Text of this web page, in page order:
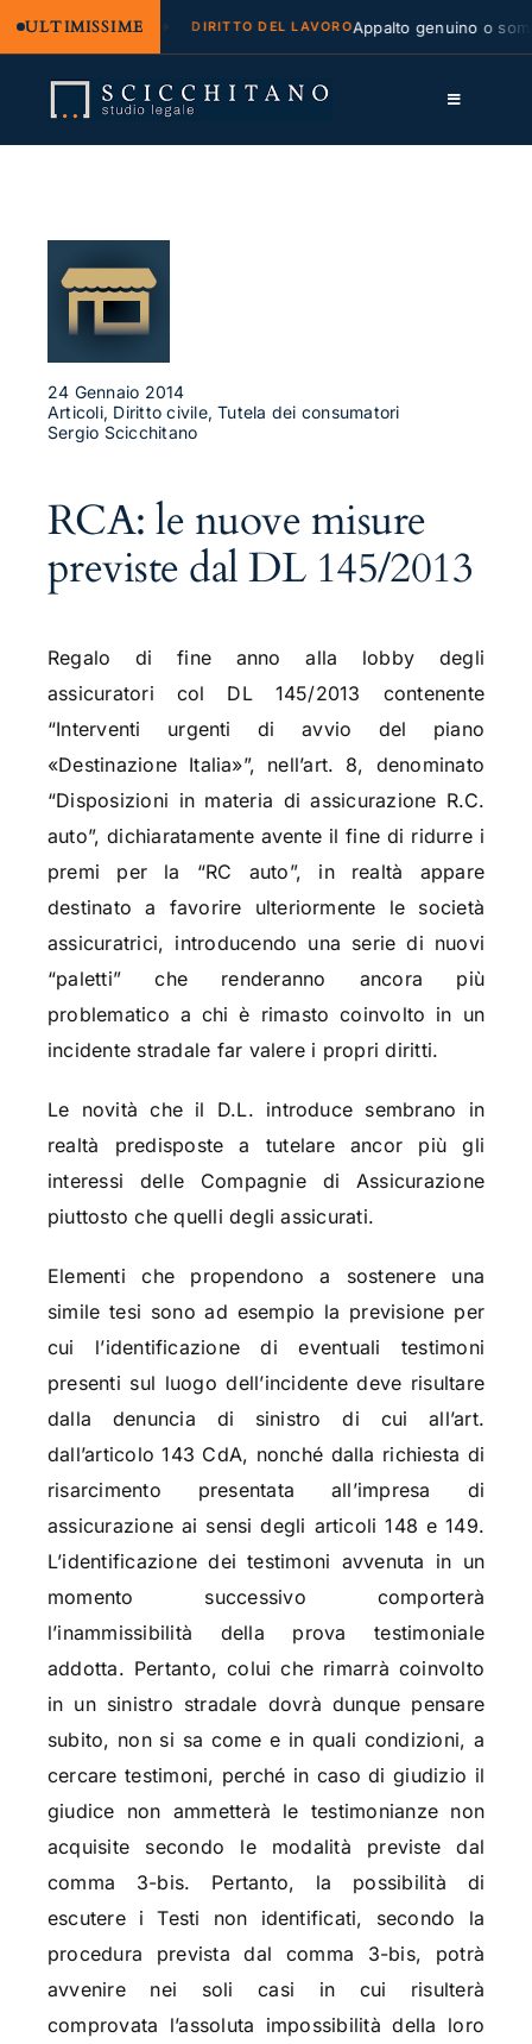
ULTIMISSIME
e regresso DIRITTO DEL LAVOROAppalto genuino o
contenuto
Toggle
Servizi
Approfondimenti
Contatti
24 Gennaio 2014
Articoli, Diritto civile, Tutela dei consumatori
Sergio Scicchitano
RCA: le nuove misure
previste dal DL 145/2013
Regalo di fine anno alla lobby degli
assicuratori col DL 145/2013 contenente
“Interventi urgenti di avvio del piano
«Destinazione Italia»”, nell’art. 8, denominato
“Disposizioni in materia di assicurazione R.C.
auto”, dichiaratamente avente il fine di ridurre i
premi per la “RC auto”, in realtà appare
destinato a favorire ulteriormente le società
assicuratrici, introducendo una serie di nuovi
“paletti” che renderanno ancora più
problematico a chi è rimasto coinvolto in un
incidente stradale far valere i propri diritti.
Le novità che il D.L. introduce sembrano in
realtà predisposte a tutelare ancor più gli
interessi delle Compagnie di Assicurazione
piuttosto che quelli degli assicurati.
Elementi che propendono a sostenere una
simile tesi sono ad esempio la previsione per
cui l’identificazione di eventuali testimoni
presenti sul luogo dell’incidente deve risultare
dalla denuncia di sinistro di cui all’art.
dall’articolo 143 CdA, nonché dalla richiesta di
risarcimento presentata all’impresa di
assicurazione ai sensi degli articoli 148 e 149.
L’identificazione dei testimoni avvenuta in un
momento successivo comporterà
l’inammissibilità della prova testimoniale
addotta. Pertanto, colui che rimarrà coinvolto
in un sinistro stradale dovrà dunque pensare
subito, non si sa come e in quali condizioni, a
cercare testimoni, perché in caso di giudizio il
giudice non ammetterà le testimonianze non
acquisite secondo le modalità previste dal
comma 3-bis. Pertanto, la possibilità di
escutere i Testi non identificati, secondo la
procedura prevista dal comma 3-bis, potrà
avvenire nei soli casi in cui risulterà
comprovata l’assoluta impossibilità della loro